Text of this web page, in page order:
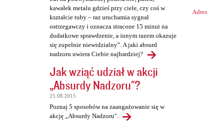
kawałek metalu gdzieś przy ciele, czy coś w
kształcie tuby – raz uruchamia sygnał
ostrzegawczy i oznacza stracone 15 minut na
dodatkowe sprawdzenie, a innym razem okazuje
się zupełnie niewidzialny”. A jaki absurd
nadzoru uwiera Ciebie najbardziej?
Jak wziąć udział w akcji
„Absurdy Nadzoru"?
25.08.2015
Poznaj 5 sposobów na zaangażowanie się w
akcję „Absurdy Nadzoru".
Adres